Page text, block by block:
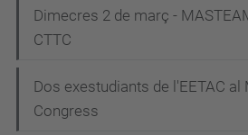
Dimecres 2 de març -
CTTC
Dos exestudiants de l'EETAC al
Congress